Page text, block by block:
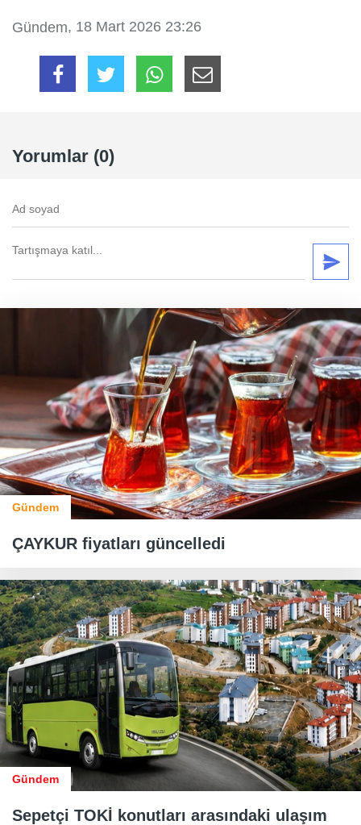
Gündem, 18 Mart 2026 23:26
Yorumlar (0)
Gündem
ÇAYKUR fiyatları güncelledi
Gündem
Sepetçi TOKİ konutları arasındaki ulaşım